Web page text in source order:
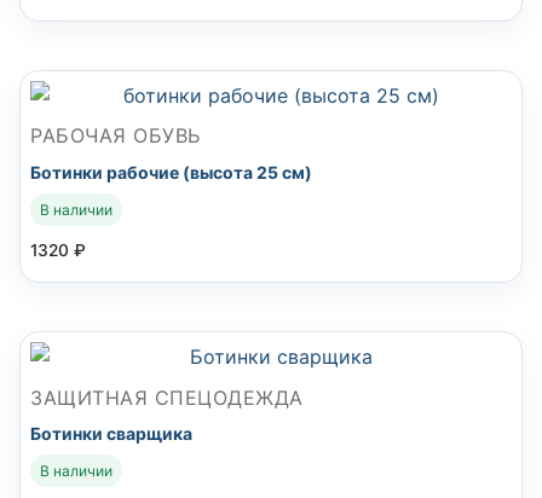
РАБОЧАЯ ОБУВЬ
Ботинки рабочие (высота 25 см)
В наличии
1320 ₽
ЗАЩИТНАЯ СПЕЦОДЕЖДА
Ботинки сварщика
В наличии